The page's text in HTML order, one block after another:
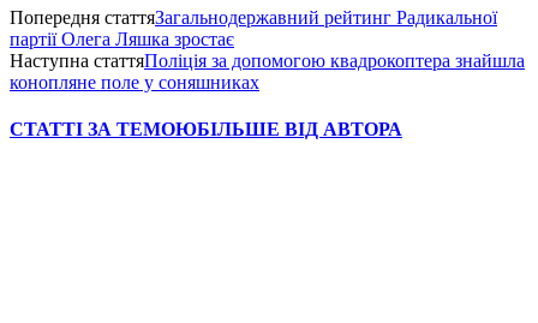
Попередня статтяЗагальнодержавний рейтинг Радикальної
партії Олега Ляшка зростає
Наступна статтяПоліція за допомогою квадрокоптера знайшла
конопляне поле у соняшниках
СТАТТІ ЗА ТЕМОЮБІЛЬШЕ ВІД АВТОРА